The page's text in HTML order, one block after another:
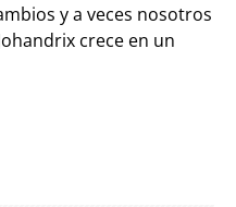
y a veces nosotros
crece en un